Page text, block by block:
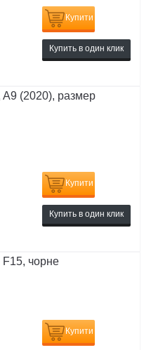
Купити
Купить в один клик
(2020), размер
Купити
Купить в один клик
чорне
Купити